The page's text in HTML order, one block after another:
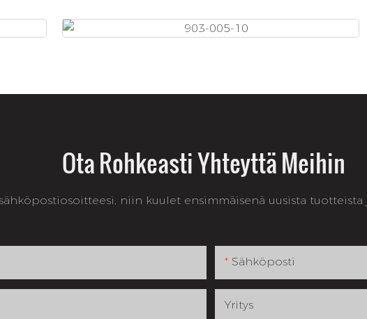
Ota Rohkeasti Yhteyttä Meihin
niin kuulet ensimmäisenä uusista tuotteista
Sähköposti
Yritys